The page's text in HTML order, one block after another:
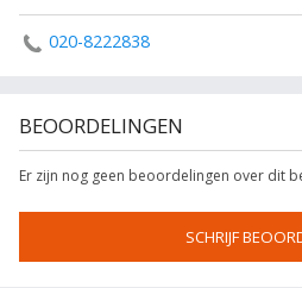
020-8222838
BEOORDELINGEN
Er zijn nog geen beoordelingen over dit
SCHRIJF